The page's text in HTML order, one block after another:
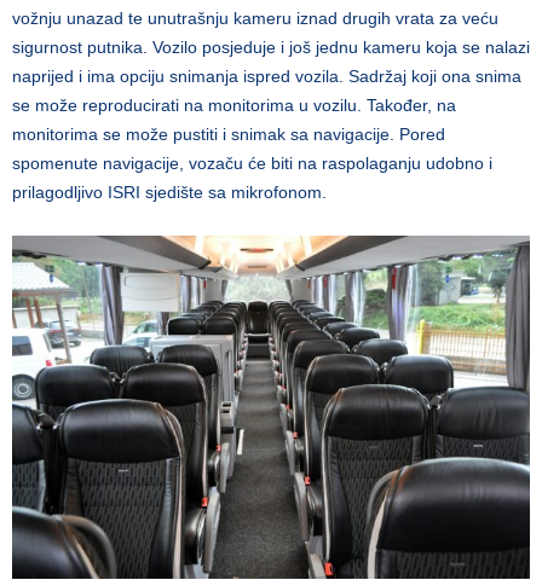
vožnju unazad te unutrašnju kameru iznad drugih vrata za veću
sigurnost putnika. Vozilo posjeduje i još jednu kameru koja se nalazi
naprijed i ima opciju snimanja ispred vozila. Sadržaj koji ona snima
se može reproducirati na monitorima u vozilu. Također, na
monitorima se može pustiti i snimak sa navigacije. Pored
spomenute navigacije, vozaču će biti na raspolaganju udobno i
prilagodljivo ISRI sjedište sa mikrofonom.